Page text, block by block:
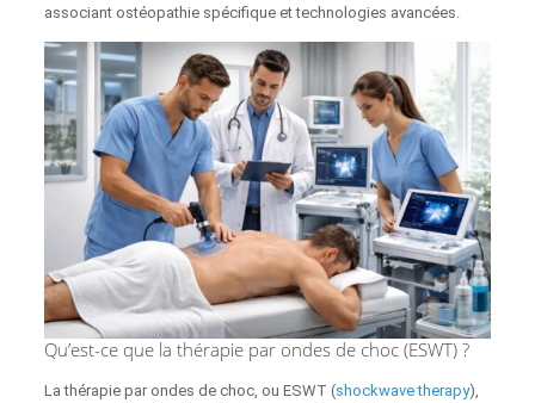
associant ostéopathie spécifique et technologies avancées.
Qu’est-ce que la thérapie par ondes de choc (ESWT) ?
La thérapie par ondes de choc, ou ESWT (shockwave therapy),